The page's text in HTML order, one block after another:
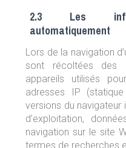
2.3 Les
automatiquement
Lors de la navigation
sont récoltées des
appareils utilisés
adresses IP
versions du navigateur
d’exploitation,
navigation sur le site
termes de recherches